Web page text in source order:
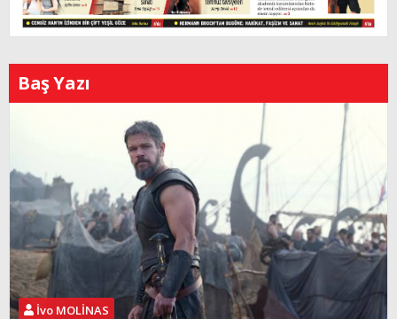
Baş Yazı
İvo MOLİNAS